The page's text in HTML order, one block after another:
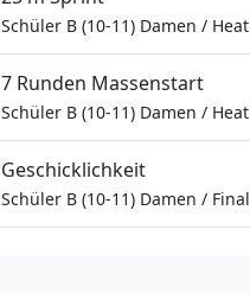
Schüler B (10-11) Damen / Heat
7 Runden Massenstart
Schüler B (10-11) Damen / Heat
Geschicklichkeit
Schüler B (10-11) Damen / Final